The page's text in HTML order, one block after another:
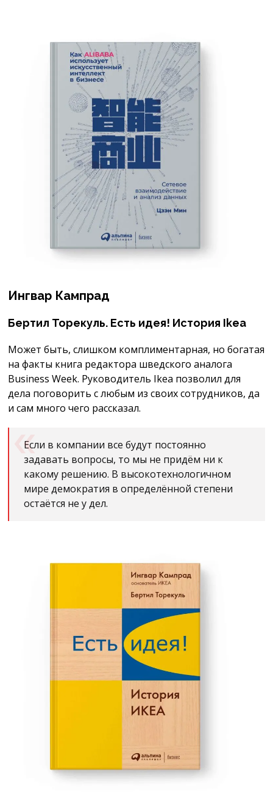
Ингвар Кампрад
Бертил Торекуль. Есть идея! История Ikea
Может быть, слишком комплиментарная, но богатая
на факты книга редактора шведского аналога
Business Week. Руководитель Ikea позволил для
дела поговорить с любым из своих сотрудников, да
и сам много чего рассказал.
Если в компании все будут постоянно
задавать вопросы, то мы не придём ни к
какому решению. В высокотехнологичном
мире демократия в определённой степени
остаётся не у дел.